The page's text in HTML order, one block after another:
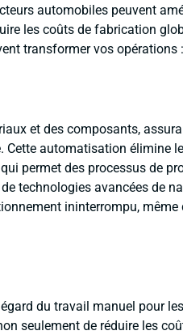
automobiles peuvent
les coûts de fabrication
transformer vos opérations :
et des composants,
Cette automatisation élimine
permet des processus de
technologies avancées de
ininterrompu, même
du travail manuel pour
seulement de réduire les